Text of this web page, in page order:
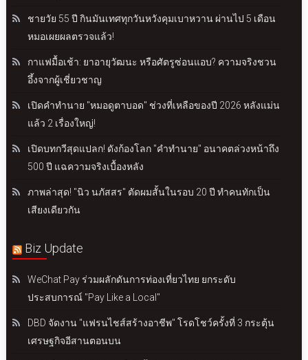
ชายวัย 55 ปี กินมันเทศทุกวันหวังคุมเบาหวาน ผ่านไป 5 เดือน
หมอเผยผลตรวจแล้ว!
กาแฟมื้อเช้า: ยาอายุวัฒนะ หรือศัตรูซ่อนแอบ? ความจริงชวน
อึ้งจากผู้เชี่ยวชาญ
เปิดคำทำนาย "หมอดูตาบอด" ช่วงที่เหลือของปี 2026 หลังแม่น
แล้ว 2 เรื่องใหญ่!
เปิดบทกวีสุดแปลก! ดังก้องโลก "คำทำนาย" อนาคตล่วงหน้าถึง
500 ปี แฉความจริงเบื้องหลัง
ภาพล่าสุด! "นิว นภัสสร" ตัดผมสั้นในรอบ 20 ปี ทำคนทักเป็น
เสียงเดียวกัน
Biz Update
WeChat Pay ร่วมผลักดันการท่องเที่ยวไทย ยกระดับ
ประสบการณ์ "Pay Like a Local"
DBD จัดงาน "แฟรนไชส์สร้างอาชีพ" โรดโชว์ครั้งที่ 3 กระตุ้น
เศรษฐกิจอีสานตอนบน